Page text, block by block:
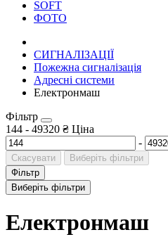
SOFT
ФОТО
СИГНАЛІЗАЦІЇ
Пожежна сигналізація
Адресні системи
Електронмаш
Фільтр
144 - 49320 ₴ Ціна
-
Скасувати
Виберіть фільтри
Фільтр
Виберіть фільтри
Електронмаш